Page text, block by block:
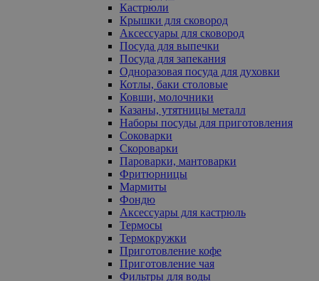
Кастрюли
Крышки для сковород
Аксессуары для сковород
Посуда для выпечки
Посуда для запекания
Одноразовая посуда для духовки
Котлы, баки столовые
Ковши, молочники
Казаны, утятницы металл
Наборы посуды для приготовления
Соковарки
Скороварки
Пароварки, мантоварки
Фритюрницы
Мармиты
Фондю
Аксессуары для кастрюль
Термосы
Термокружки
Приготовление кофе
Приготовление чая
Фильтры для воды